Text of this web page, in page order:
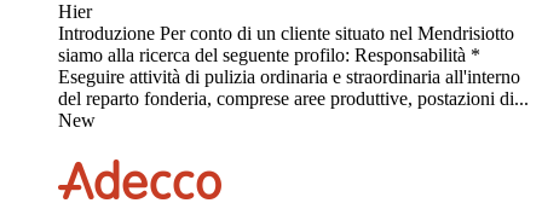
Hier
Introduzione Per conto di un cliente situato nel Mendrisiotto
siamo alla ricerca del seguente profilo: Responsabilità *
Eseguire attività di pulizia ordinaria e straordinaria all'interno
del reparto fonderia, comprese aree produttive, postazioni di...
New